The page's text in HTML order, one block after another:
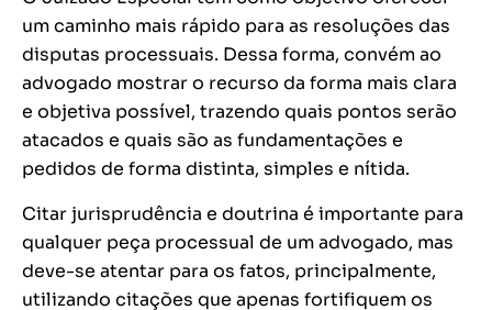
um caminho mais rápido para as resoluções das
disputas processuais. Dessa forma, convém ao
advogado mostrar o recurso da forma mais clara
e objetiva possível, trazendo quais pontos serão
atacados e quais são as fundamentações e
pedidos de forma distinta, simples e nítida.
Citar jurisprudência e doutrina é importante para
qualquer peça processual de um advogado, mas
deve-se atentar para os fatos, principalmente,
utilizando citações que apenas fortifiquem os